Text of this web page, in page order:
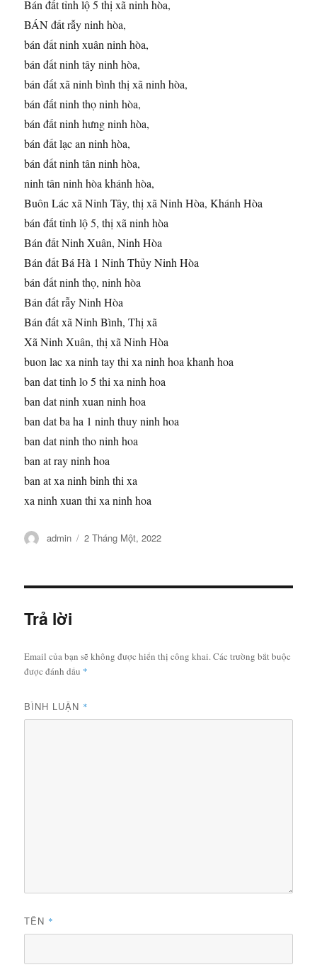
Bán đất tỉnh lộ 5 thị xã ninh hòa,
BÁN đất rẫy ninh hòa,
bán đất ninh xuân ninh hòa,
bán đất ninh tây ninh hòa,
bán đất xã ninh bình thị xã ninh hòa,
bán đất ninh thọ ninh hòa,
bán đất ninh hưng ninh hòa,
bán đất lạc an ninh hòa,
bán đất ninh tân ninh hòa,
ninh tân ninh hòa khánh hòa,
Buôn Lác xã Ninh Tây, thị xã Ninh Hòa, Khánh Hòa
bán đất tỉnh lộ 5, thị xã ninh hòa
Bán đất Ninh Xuân, Ninh Hòa
Bán đất Bá Hà 1 Ninh Thủy Ninh Hòa
bán đất ninh thọ, ninh hòa
Bán đất rẫy Ninh Hòa
Bán đất xã Ninh Bình, Thị xã
Xã Ninh Xuân, thị xã Ninh Hòa
buon lac xa ninh tay thi xa ninh hoa khanh hoa
ban dat tinh lo 5 thi xa ninh hoa
ban dat ninh xuan ninh hoa
ban dat ba ha 1 ninh thuy ninh hoa
ban dat ninh tho ninh hoa
ban at ray ninh hoa
ban at xa ninh binh thi xa
xa ninh xuan thi xa ninh hoa
Tác
admin
Đăng
2 Tháng Một, 2022
Trả lời
Email của bạn sẽ không được hiển thị công khai.Các trường bắt buộc
được đánh dấu *
BÌNH LUẬN *
TÊN *